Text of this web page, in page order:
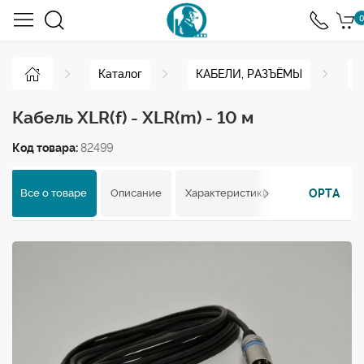
0
Каталог КАБЕЛИ, РАЗЪЁМЫ
Кабель XLR(f) - XLR(m) - 10 м
Код товара:82499
Все о товаре Описание Характеристики Отзывы
OPTA